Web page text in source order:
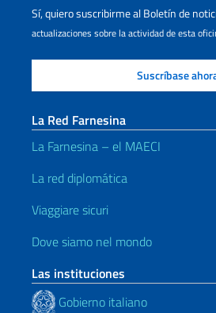
Sí, quiero suscribirme al Boletín de
actualizaciones sobre la actividad de esta
La Red Farnesina
La Farnesina – el MAECI
La red diplomática
Viaggiare sicuri
Dove siamo nel mondo
Las instituciones
Gobierno italiano